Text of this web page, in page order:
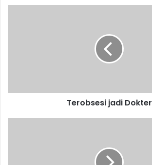
Terobsesi jadi Dokter